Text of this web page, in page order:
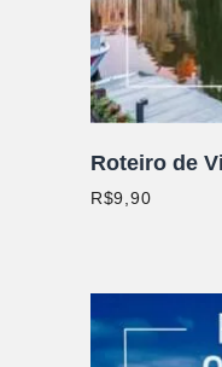
Roteiro de
R$9,90